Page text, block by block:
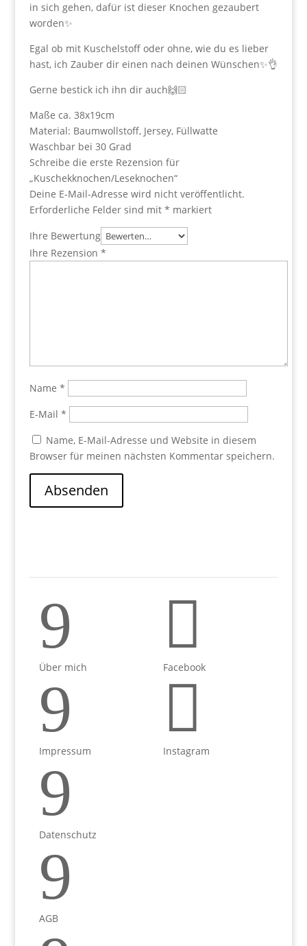
in sich gehen, dafür ist dieser Knochen gezaubert
worden✨
Egal ob mit Kuschelstoff oder ohne, wie du es lieber
hast, ich Zauber dir einen nach deinen Wünschen✨👌
Gerne bestick ich ihn dir auch🙌🏻
Maße ca. 38x19cm
Material: Baumwollstoff, Jersey, Füllwatte
Waschbar bei 30 Grad
Schreibe die erste Rezension für
„Kuschekknochen/Leseknochen“
Deine E-Mail-Adresse wird nicht veröffentlicht.
Erforderliche Felder sind mit * markiert
Ihre Bewertung
Ihre Rezension *
Name *
E-Mail *
Name, E-Mail-Adresse und Website in diesem
Browser für meinen nächsten Kommentar speichern.
Absenden
9
Über mich
9
Impressum
9
Datenschutz
9
AGB

Facebook

Instagram